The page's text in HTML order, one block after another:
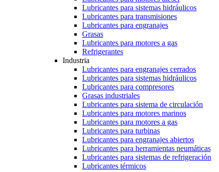
Lubricantes para sistemas hidráulicos
Lubricantes para transmisiones
Lubricantes para engranajes
Grasas
Lubricantes para motores a gas
Refrigerantes
Industria
Lubricantes para engranajes cerrados
Lubricantes para sistemas hidráulicos
Lubricantes para compresores
Grasas industriales
Lubricantes para sistema de circulación
Lubricantes para motores marinos
Lubricantes para motores a gas
Lubricantes para turbinas
Lubricantes para engranajes abiertos
Lubricantes para herramientas neumáticas
Lubricantes para sistemas de refrigeración
Lubricantes térmicos